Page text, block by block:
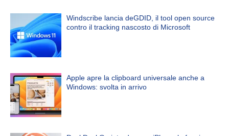
Windscribe lancia deGDID, il tool open source
contro il tracking nascosto di Microsoft
Apple apre la clipboard universale anche a
Windows: svolta in arrivo